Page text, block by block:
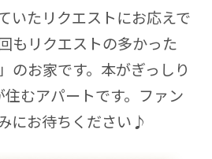
いたリクエストにお応えで
もリクエストの多かった
のお家です。本がぎっしり
むアパートです。ファン
にお待ちください♪